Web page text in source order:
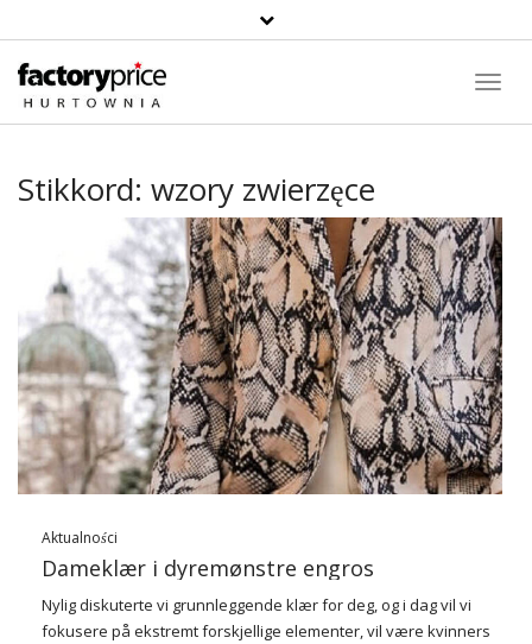
Stikkord: wzory zwierzęce
Aktualności
Dameklær i dyremønstre engros
Nylig diskuterte vi grunnleggende klær for deg, og i dag vil vi
fokusere på ekstremt forskjellige elementer, vil være kvinners